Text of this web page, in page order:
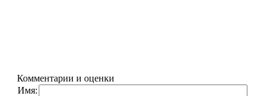
Комментарии и оценки
Имя: